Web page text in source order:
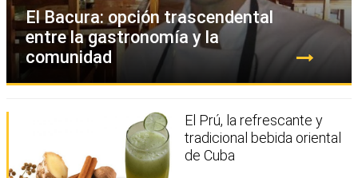
El Bacura: opción trascendental
entre la gastronomía y la
comunidad
El Prú, la refrescante y
tradicional bebida oriental
de Cuba